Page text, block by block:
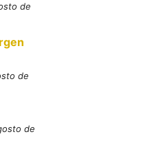
de
de
de